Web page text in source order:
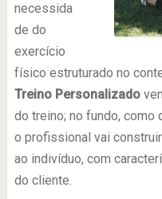
necessida
de do
exercício
físico estruturado no
Treino Personalizado
do treino; no fundo, como
o profissional vai
ao indivíduo, com
do cliente.